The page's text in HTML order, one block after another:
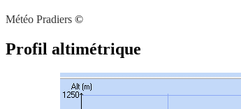
Météo Pradiers ©
Profil altimétrique